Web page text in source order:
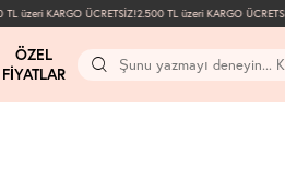
üzeri KARGO ÜCRETSİZ!2.500 TL üzeri KARGO ÜCRETSİZ!
ÖZEL
FIYATLAR